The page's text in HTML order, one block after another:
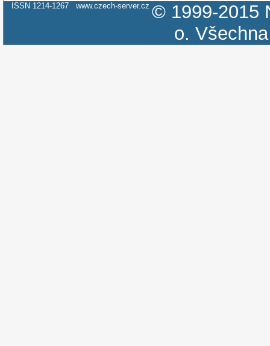
ISSN 1214-1267 www.czech-server.cz © 1999-2015
o.